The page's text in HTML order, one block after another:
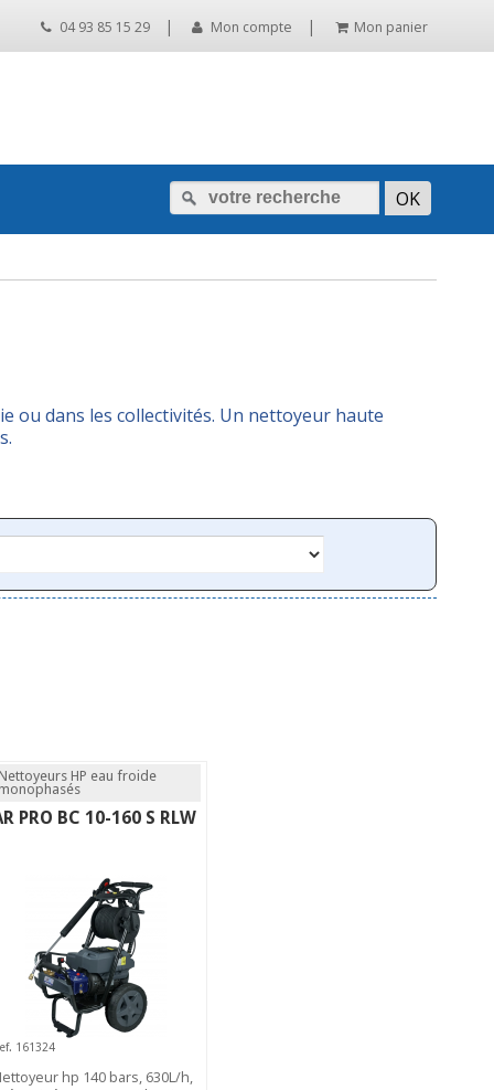
04 93 85 15 29 | Mon compte | Mon panier
ou dans les collectivités. Un nettoyeur haute
HP eau froide
PRO BC 10-160 S RLW
161324
hp 140 bars, 630L/h,